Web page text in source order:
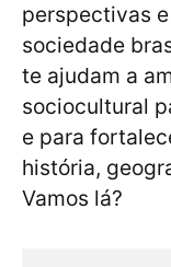
perspectivas
sociedade
te ajudam a
sociocultural
e para
história,
Vamos lá?